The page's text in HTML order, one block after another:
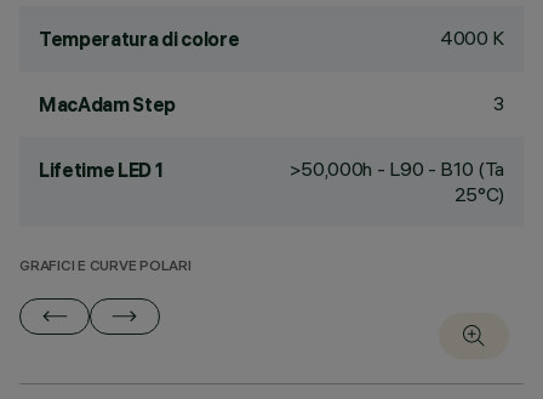
Temperatura di colore 4000 K
MacAdam Step 3
Lifetime LED 1
>50,000h - L90 - B10 (Ta
25°C)
GRAFICI E CURVE POLARI